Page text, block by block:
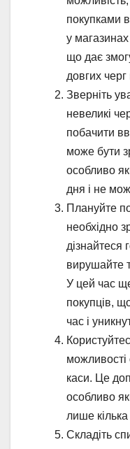
покупками
у
що дає
довгих черг
Зверніть
невеликі
побачити
може бути
особливо
дня і не
Плануйте
необхідно
дізнайтеся
вирушайте
У цей час
покупців,
час і
можливості
каси. Це
особливо
лише
Складіть